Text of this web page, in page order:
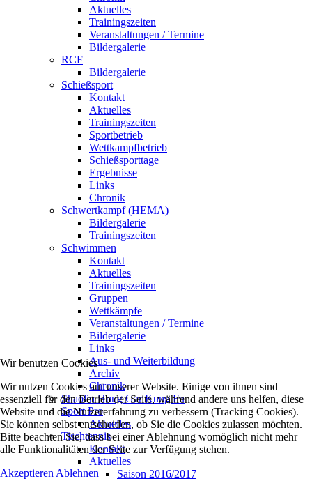
Aktuelles
Trainingszeiten
Veranstaltungen / Termine
Bildergalerie
RCF
Bildergalerie
Schießsport
Kontakt
Aktuelles
Trainingszeiten
Sportbetrieb
Wettkampfbetrieb
Schießsporttage
Ergebnisse
Links
Chronik
Schwertkampf (HEMA)
Bildergalerie
Trainingszeiten
Schwimmen
Kontakt
Aktuelles
Trainingszeiten
Gruppen
Wettkämpfe
Veranstaltungen / Termine
Bildergalerie
Links
Aus- und Weiterbildung
Archiv
Chronik
Shaolin Hung Gar Kung Fu
Sport Pro
Aktuelles
Tischtennis
Kontakt
Aktuelles
Saison 2016/2017
Wir benutzen Cookies
Wir nutzen Cookies auf unserer Website. Einige von ihnen sind
essenziell für den Betrieb der Seite, während andere uns helfen, diese
Website und die Nutzererfahrung zu verbessern (Tracking Cookies).
Sie können selbst entscheiden, ob Sie die Cookies zulassen möchten.
Bitte beachten Sie, dass bei einer Ablehnung womöglich nicht mehr
alle Funktionalitäten der Seite zur Verfügung stehen.
Akzeptieren Ablehnen